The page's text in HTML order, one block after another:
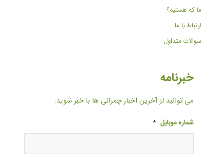
ما که هستیم؟
ارتباط با ما
سوالات متداول
خبرنامه
می توانید از آخرین اخبار چمرانی ها با خبر شوید:
شماره موبایل *